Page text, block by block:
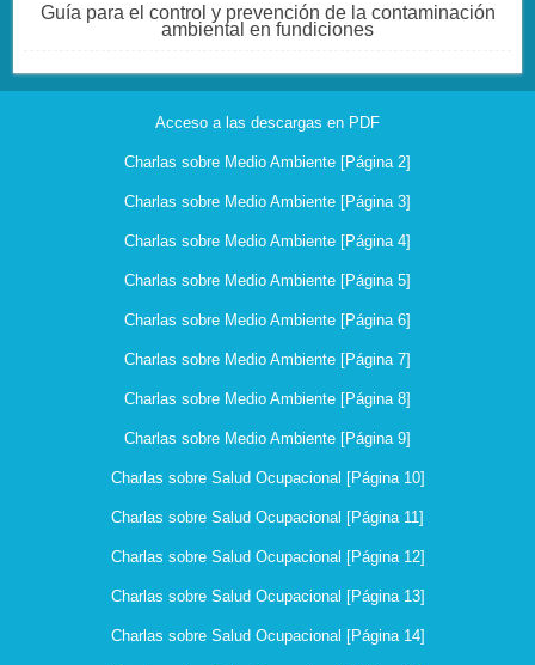
Guía para el control y prevención de la contaminación
ambiental en fundiciones
Acceso a las descargas en PDF
Charlas sobre Medio Ambiente [Página 2]
Charlas sobre Medio Ambiente [Página 3]
Charlas sobre Medio Ambiente [Página 4]
Charlas sobre Medio Ambiente [Página 5]
Charlas sobre Medio Ambiente [Página 6]
Charlas sobre Medio Ambiente [Página 7]
Charlas sobre Medio Ambiente [Página 8]
Charlas sobre Medio Ambiente [Página 9]
Charlas sobre Salud Ocupacional [Página 10]
Charlas sobre Salud Ocupacional [Página 11]
Charlas sobre Salud Ocupacional [Página 12]
Charlas sobre Salud Ocupacional [Página 13]
Charlas sobre Salud Ocupacional [Página 14]